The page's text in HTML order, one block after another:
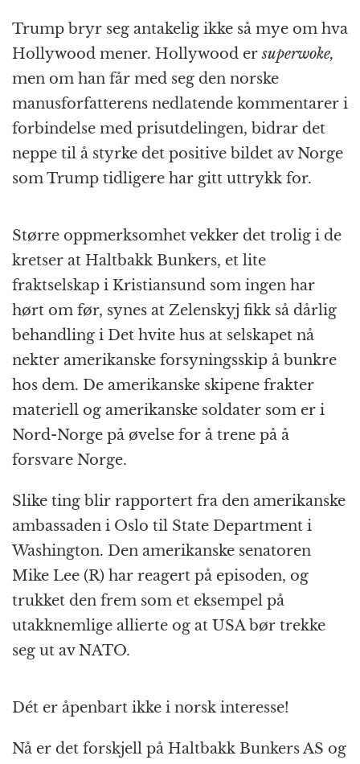
Trump bryr seg antakelig ikke så mye om hva
Hollywood mener. Hollywood ersuperwoke,
men om han får med seg den norske
manusforfatterens nedlatende kommentarer i
forbindelse med prisutdelingen, bidrar det
neppe til å styrke det positive bildet av Norge
som Trump tidligere har gitt uttrykk for.
Større oppmerksomhet vekker det trolig i de
kretser at Haltbakk Bunkers, et lite
fraktselskap i Kristiansund som ingen har
hørt om før, synes at Zelenskyj fikk så dårlig
behandling i Det hvite hus at selskapet nå
nekter amerikanske forsyningsskip å bunkre
hos dem. De amerikanske skipene frakter
materiell og amerikanske soldater som er i
Nord-Norge på øvelse for å trene på å
forsvare Norge.
Slike ting blir rapportert fra den amerikanske
ambassaden i Oslo til State Department i
Washington. Den amerikanske senatoren
Mike Lee (R) har reagert på episoden, og
trukket den frem som et eksempel på
utakknemlige allierte og at USA bør trekke
seg ut av NATO.
Dét er åpenbart ikke i norsk interesse!
Nå er det forskjell på Haltbakk Bunkers AS og